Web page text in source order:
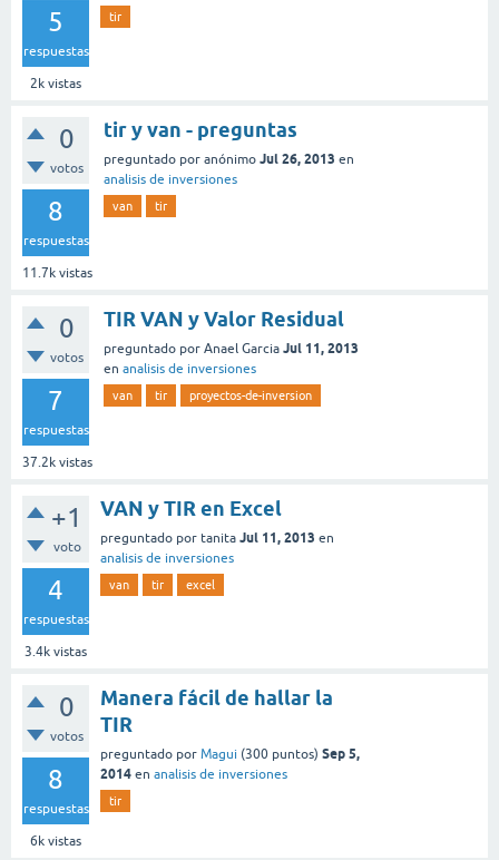
5
respuestas
2k vistas
tir
0
votos
8
respuestas
11.7k vistas
tir y van - preguntas
preguntado por anónimo Jul 26, 2013 en
analisis de inversiones
van tir
0
votos
7
respuestas
37.2k vistas
TIR VAN y Valor Residual
preguntado por Anael Garcia Jul 11, 2013
en analisis de inversiones
van tir proyectos-de-inversion
+1
voto
4
respuestas
3.4k vistas
VAN y TIR en Excel
preguntado por tanita Jul 11, 2013 en
analisis de inversiones
van tir excel
0
votos
8
respuestas
6k vistas
Manera fácil de hallar la
TIR
preguntado por Magui (300 puntos) Sep 5,
2014 en analisis de inversiones
tir